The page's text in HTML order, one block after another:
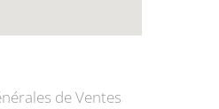
de Ventes